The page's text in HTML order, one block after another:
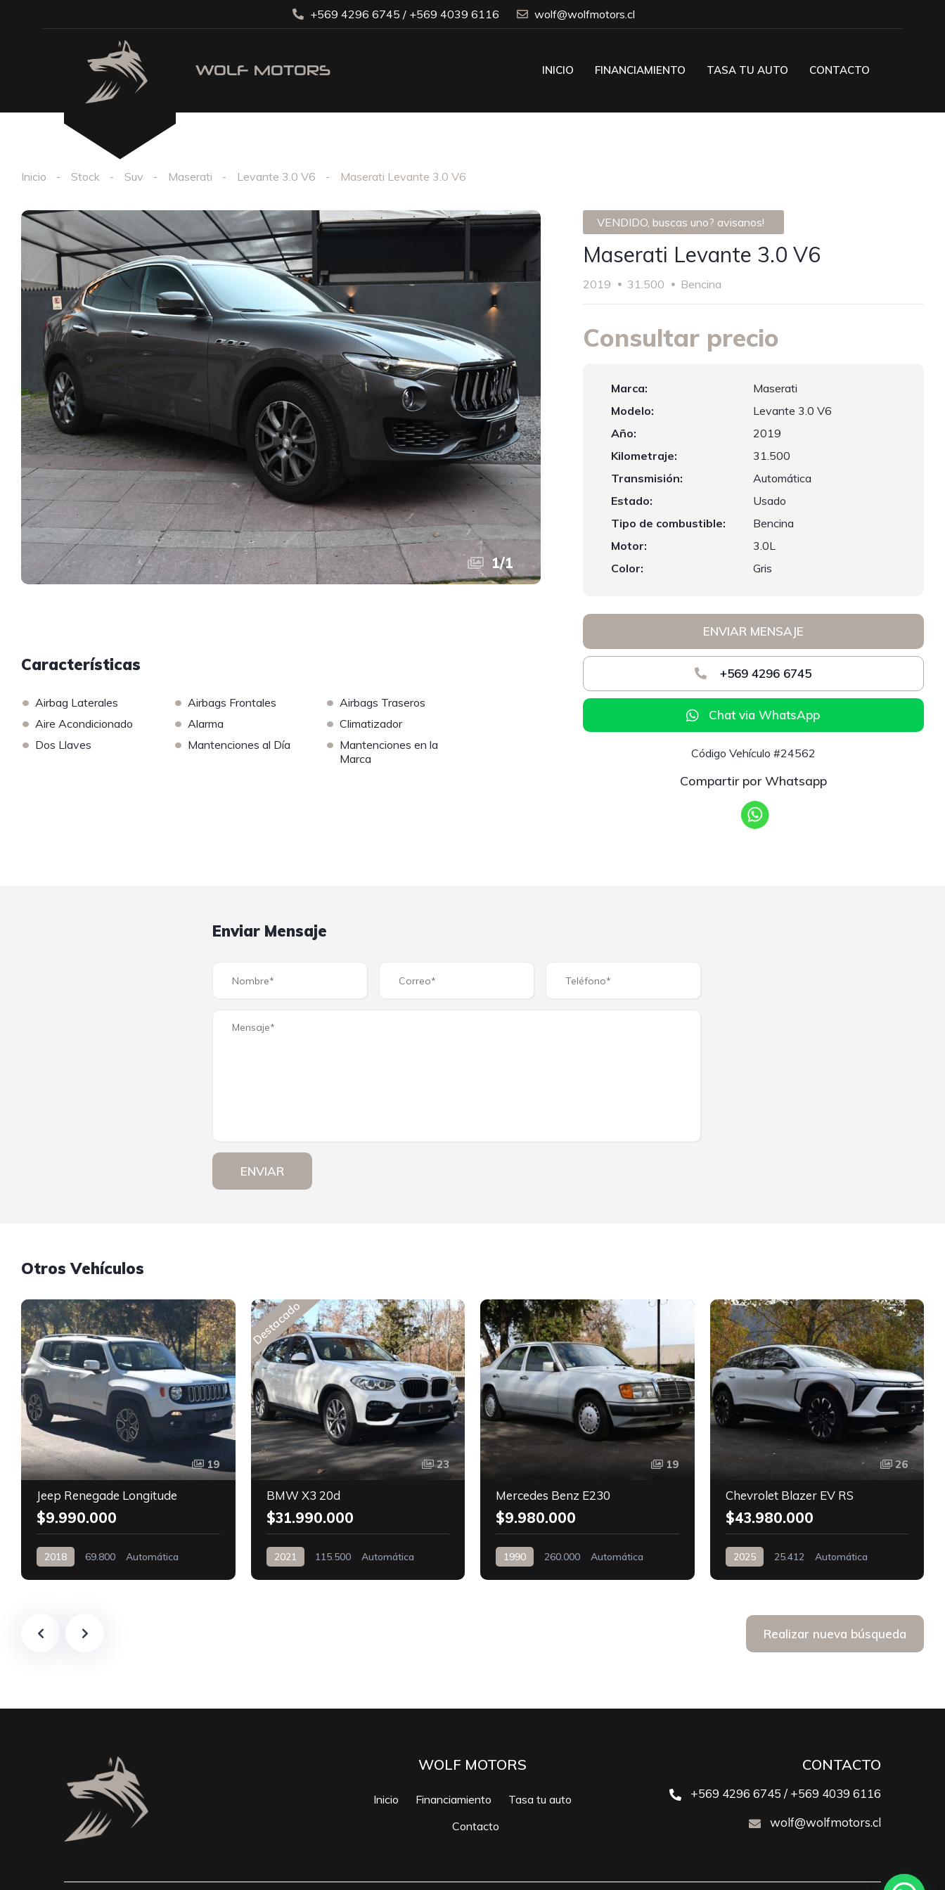
+569 4296 6745 / +569 4039 6116 wolf@wolfmotors.cl
INICIO FINANCIAMIENTO TASA TU AUTO CONTACTO
Inicio Stock Suv Maserati Levante 3.0 V6 Maserati Levante 3.0 V6
1/1
Características
• Airbag Laterales • Airbags Frontales • Airbags Traseros
• Aire Acondicionado • Alarma • Climatizador
• Dos Llaves • Mantenciones al Día • Mantenciones en la
Marca
VENDIDO, buscas uno? avisanos!
Maserati Levante 3.0 V6
2019 31.500 Bencina
Consultar precio
Marca:
Maserati
Modelo:
Levante 3.0 V6
Año:
2019
Kilometraje:
31.500
Transmisión:
Automática
Estado:
Usado
Tipo de combustible:
Bencina
Motor:
3.0L
Color:
Gris
ENVIAR MENSAJE
+569 4296 6745
Chat via WhatsApp
Código Vehículo #24562
Compartir por Whatsapp
Enviar Mensaje
ENVIAR
Otros Vehículos
19
Jeep Renegade Longitude
$9.990.000
2018 69.800 Automática
Destacado
23
BMW X3 20d
$31.990.000
2021 115.500 Automática
19
Mercedes Benz E230
$9.980.000
1990 260.000 Automática
26
Chevrolet Blazer EV RS
$43.980.000
2025 25.412 Automática
Realizar nueva búsqueda
WOLF MOTORS
Inicio Financiamiento
Tasa tu auto
Contacto
CONTACTO
+569 4296 6745 / +569 4039 6116
wolf@wolfmotors.cl